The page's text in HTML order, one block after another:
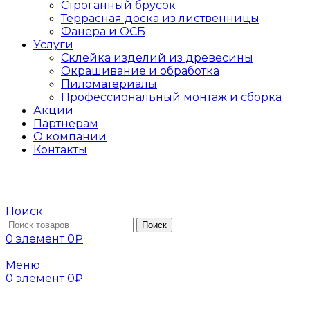
Строганный брусок
Террасная доска из лиственницы
Фанера и ОСБ
Услуги
Склейка изделий из древесины
Окрашивание и обработка
Пиломатериалы
Профессиональный монтаж и сборка
Акции
Партнерам
О компании
Контакты
Поиск
Поиск
0 элемент 0₽
Меню
0 элемент 0₽